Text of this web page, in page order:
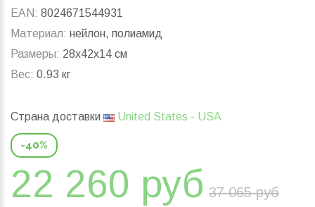
EAN: 8024671544931
Материал: нейлон, полиамид
Размеры: 28x42x14 см
Вес: 0.93 кг
Страна доставки United States - USA
-40%
22 260 руб 37 065 руб